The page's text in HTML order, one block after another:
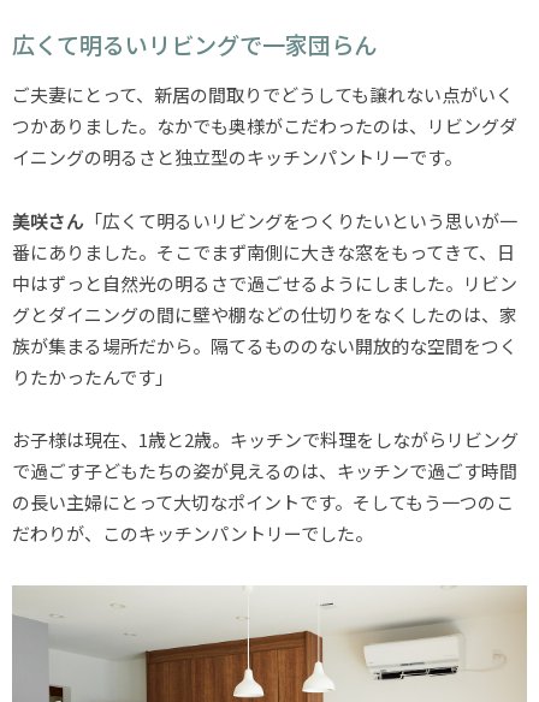
広くて明るいリビングで一家団らん
ご夫妻にとって、新居の間取りでどうしても譲れない点がいく
つかありました。なかでも奥様がこだわったのは、リビングダ
イニングの明るさと独立型のキッチンパントリーです。
美咲さん 「広くて明るいリビングをつくりたいという思いが一
番にありました。そこでまず南側に大きな窓をもってきて、日
中はずっと自然光の明るさで過ごせるようにしました。リビン
グとダイニングの間に壁や棚などの仕切りをなくしたのは、家
族が集まる場所だから。隔てるもののない開放的な空間をつく
りたかったんです」
お子様は現在、1歳と2歳。キッチンで料理をしながらリビング
で過ごす子どもたちの姿が見えるのは、キッチンで過ごす時間
の長い主婦にとって大切なポイントです。そしてもう一つのこ
だわりが、このキッチンパントリーでした。